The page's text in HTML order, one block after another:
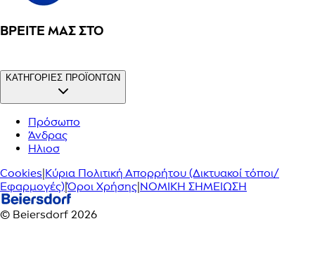
ΒΡΕΊΤΕ ΜΑΣ ΣΤΟ
ΚΑΤΗΓΟΡΙΕΣ ΠΡΟΪΟΝΤΩΝ
Πρόσωπο
Άνδρας
Ηλιοσ
Cookies|Κύρια Πολιτική Απορρήτου (Δικτυακοί τόποι/
Εφαρμογές)|Όροι Χρήσης|ΝΟΜΙΚΗ ΣΗΜΕΙΩΣΗ
© Beiersdorf 2026